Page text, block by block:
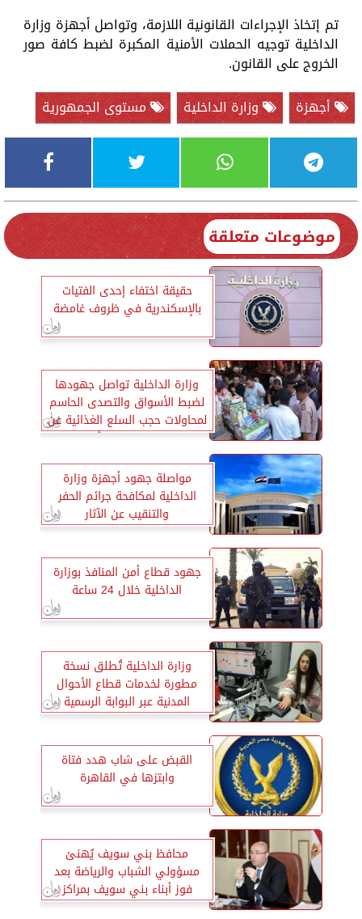
تم إتخاذ الإجراءات القانونية اللازمة، وتواصل أجهزة وزارة
الداخلية توجيه الحملات الأمنية المكبرة لضبط كافة صور
الخروج على القانون.
أجهزة
وزارة الداخلية مستوى الجمهورية
موضوعات متعلقة
حقيقة اختفاء إحدى الفتيات
بالإسكندرية في ظروف غامضة
وزارة الداخلية تواصل جهودها
لضبط الأسواق والتصدى الحاسم
لمحاولات حجب السلع الغذائية عن
التداول بقصد رفع أسعارها
مواصلة جهود أجهزة وزارة
الداخلية لمكافحة جرائم الحفر
والتنقيب عن الآثار
جهود قطاع أمن المنافذ بوزارة
الداخلية خلال 24 ساعة
وزارة الداخلية تُطلق نسخة
مطورة لخدمات قطاع الأحوال
المدنية عبر البوابة الرسمية
للوزارة على الإنترنت
القبض على شاب هدد فتاة
وابتزها في القاهرة
محافظ بني سويف يُهنئ
مسؤولي الشباب والرياضة بعد
فوز أبناء بني سويف بمراكز
متقدمة على مستوى الجمهورية